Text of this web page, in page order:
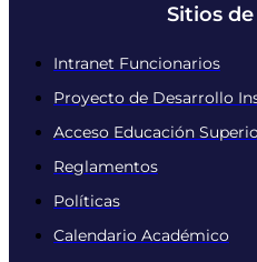
Sitios
Intranet Funcionarios
Proyecto de Desarrollo
Acceso Educación
Reglamentos
Políticas
Calendario Académico